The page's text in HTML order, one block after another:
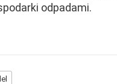
odpadami.